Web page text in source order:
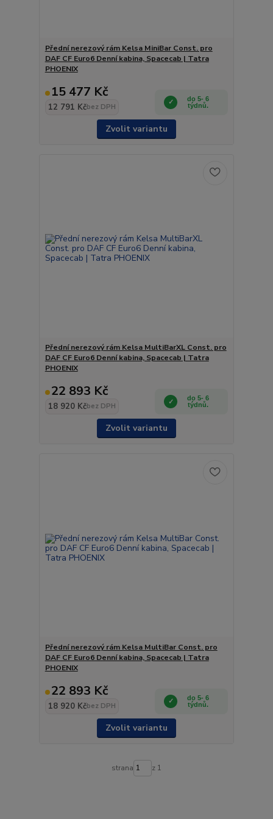
Přední nerezový rám Kelsa MiniBar Const. pro
DAF CF Euro6 Denní kabina, Spacecab | Tatra
PHOENIX
15 477 Kč
12 791 Kčbez DPH
do 5- 6
týdnů.
Zvolit variantu
Přední nerezový rám Kelsa MultiBarXL Const. pro
DAF CF Euro6 Denní kabina, Spacecab | Tatra
PHOENIX
22 893 Kč
18 920 Kčbez DPH
do 5- 6
týdnů.
Zvolit variantu
Přední nerezový rám Kelsa MultiBar Const. pro
DAF CF Euro6 Denní kabina, Spacecab | Tatra
PHOENIX
22 893 Kč
18 920 Kčbez DPH
do 5- 6
týdnů.
Zvolit variantu
strana z 1